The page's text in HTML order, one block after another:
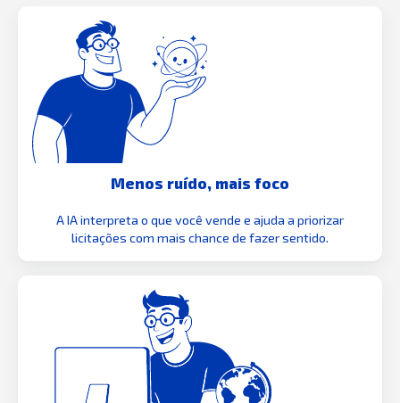
Menos ruído, mais foco
A IA interpreta o que você vende e ajuda a priorizar
licitações com mais chance de fazer sentido.